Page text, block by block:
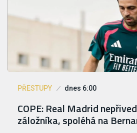
PŘESTUPY dnes 6:00
COPE: Real Madrid
záložníka, spoléhá na